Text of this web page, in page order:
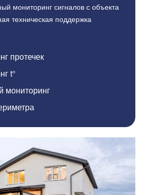
мониторинг сигналов с объекта
техническая поддержка
протечек
t°
мониторинг